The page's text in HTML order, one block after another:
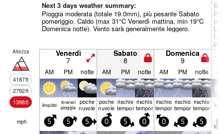
Next 3 days weather summary:
Pioggia moderata (totale 19.0mm), più pesante Sabato
pomeriggio. Caldo (max 31°C Venerdì mattina, min 19°C
Domenica notte). Vento sarà generalmente leggero.
Altezza
4187ft
2792ft
1398ft
Venerdì
7
Sabato
8
Domenica
9
AM PM notte AM PM notte AM PM notte
limp­ido rovesci
pioggia
poche
nuvole
poche
nuvole
rischio
temporale
rischio
temporale
rischio
temporale
rischio
temporale
rischio
temporale
mph 5 5 5 0 5 0 0 5 5